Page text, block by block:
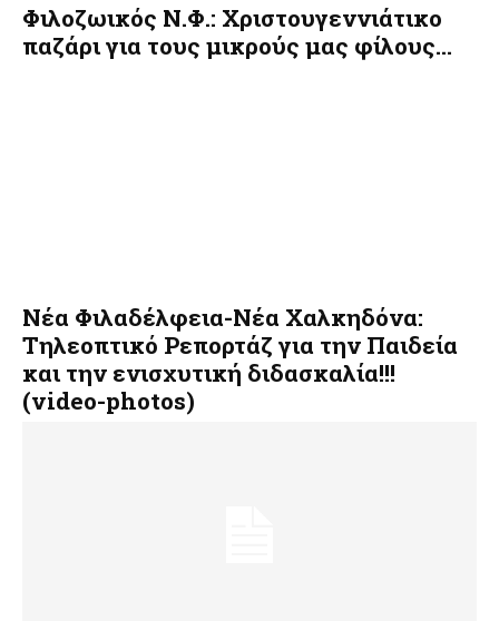
Φιλοζωικός Ν.Φ.: Χριστουγεννιάτικο
παζάρι για τους μικρούς μας φίλους…
Νέα Φιλαδέλφεια-Νέα Χαλκηδόνα:
Τηλεοπτικό Ρεπορτάζ για την Παιδεία
και την ενισχυτική διδασκαλία!!!
(video-photos)